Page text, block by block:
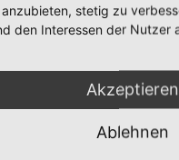
Klonzüchtung (Link
Link:
anzubieten, stetig zu
den Interessen der Nutzer
Akzeptieren
Ablehnen